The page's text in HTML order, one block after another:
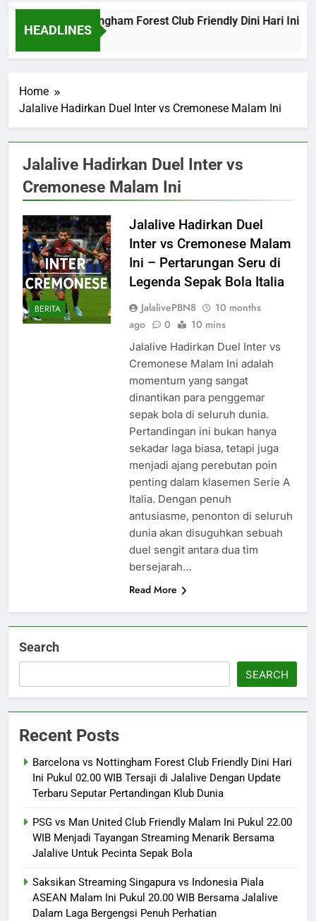
HEADLINES
Barcelona vs Nottingham Forest Club Friendly Dini Hari Ini
22 Hours Ago
Home
Jalalive Hadirkan Duel Inter vs Cremonese Malam Ini
Jalalive Hadirkan Duel Inter vs
Cremonese Malam Ini
BERITA
Jalalive Hadirkan Duel
Inter vs Cremonese Malam
Ini – Pertarungan Seru di
Legenda Sepak Bola Italia
JalalivePBN8
10 months
ago
0 10 mins
Jalalive Hadirkan Duel Inter vs
Cremonese Malam Ini adalah
momentum yang sangat
dinantikan para penggemar
sepak bola di seluruh dunia.
Pertandingan ini bukan hanya
sekadar laga biasa, tetapi juga
menjadi ajang perebutan poin
penting dalam klasemen Serie A
Italia. Dengan penuh
antusiasme, penonton di seluruh
dunia akan disuguhkan sebuah
duel sengit antara dua tim
bersejarah…
Read More
Search
SEARCH
Recent Posts
Barcelona vs Nottingham Forest Club Friendly Dini Hari
Ini Pukul 02.00 WIB Tersaji di Jalalive Dengan Update
Terbaru Seputar Pertandingan Klub Dunia
PSG vs Man United Club Friendly Malam Ini Pukul 22.00
WIB Menjadi Tayangan Streaming Menarik Bersama
Jalalive Untuk Pecinta Sepak Bola
Saksikan Streaming Singapura vs Indonesia Piala
ASEAN Malam Ini Pukul 20.00 WIB Bersama Jalalive
Dalam Laga Bergengsi Penuh Perhatian